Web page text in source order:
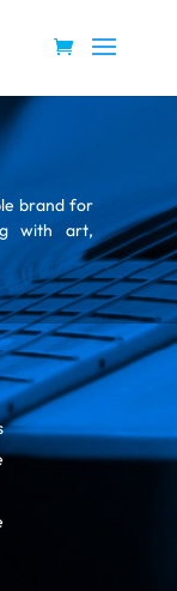
brand for
with art,